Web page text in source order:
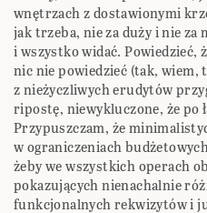
wnętrzach z dostawionymi
jak trzeba, nie za duży i nie za
i wszystko widać. Powiedzieć,
nic nie powiedzieć (tak, wiem,
z nieżyczliwych erudytów
ripostę, niewykluczone, że po
Przypuszczam, że
w ograniczeniach
żeby we wszystkich operach
pokazujących nienachalnie
funkcjonalnych rekwizytów i